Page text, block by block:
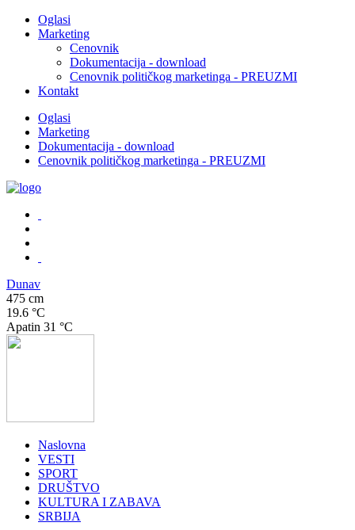
Oglasi
Marketing
Cenovnik
Dokumentacija - download
Cenovnik političkog marketinga - PREUZMI
Kontakt
Oglasi
Marketing
Dokumentacija - download
Cenovnik političkog marketinga - PREUZMI
Dunav
475 cm
19.6 °C
Apatin 31 °C
Naslovna
VESTI
SPORT
DRUŠTVO
KULTURA I ZABAVA
SRBIJA